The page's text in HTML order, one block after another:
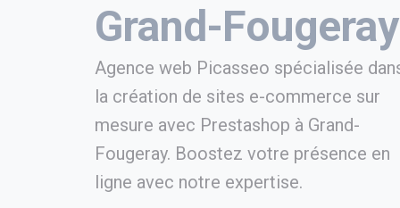
Grand-Fougeray
Agence web Picasseo spécialisée
la création de sites e-commerce sur
mesure avec Prestashop à Grand-
Fougeray. Boostez votre présence en
ligne avec notre expertise.